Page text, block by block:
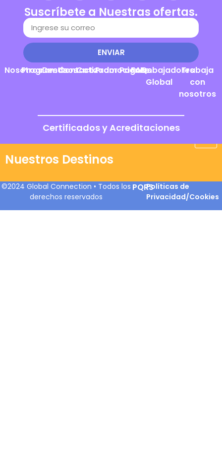
Suscríbete a Nuestras ofertas.
ENVIAR
Nosotros
Programas
Destinos
Contacto
Cotizador
Promociones
Pagos
FAQs
Embajadores
Global
Trabaja
con
nosotros
Certificados y Acreditaciones
Nuestros Destinos
©2024 Global Connection • Todos los
derechos reservados
PQRSPolíticas de
Privacidad/Cookies